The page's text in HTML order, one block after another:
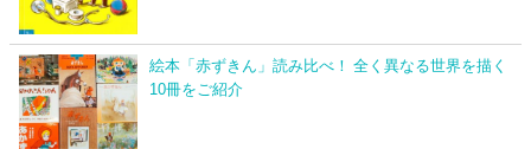
絵本「赤ずきん」読み比べ！ 全く異なる世界を描く
10冊をご紹介